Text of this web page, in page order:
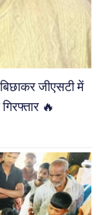
जीएसटी में
🔥